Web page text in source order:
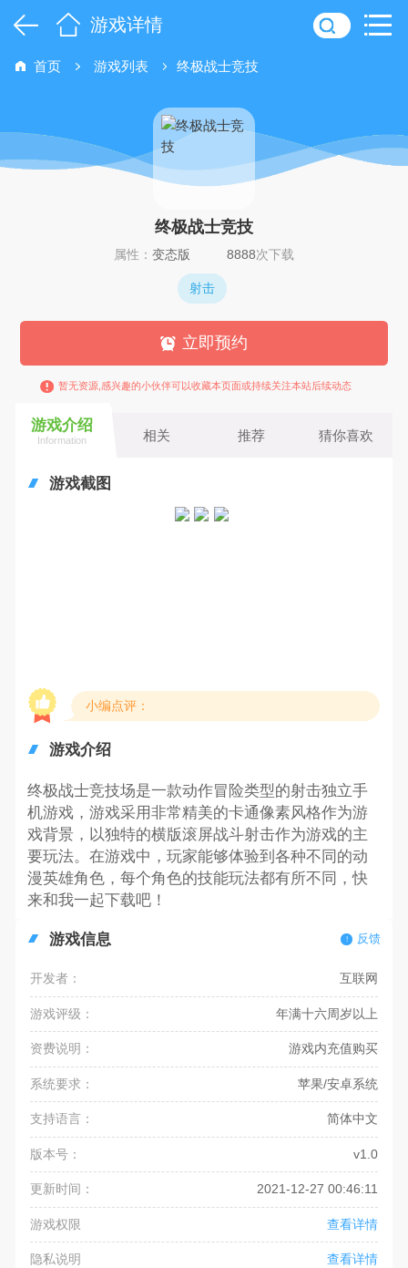
游戏详情
首页 游戏列表 终极战士竞技
终极战士竞技
属性： 变态版 8888次下载
射击
立即预约
暂无资源,感兴趣的小伙伴可以收藏本页面或持续关注本站后续动态
游戏介绍
Information 相关 推荐 猜你喜欢
游戏截图
小编点评：
游戏介绍
终极战士竞技场是一款动作冒险类型的射击独立手
机游戏，游戏采用非常精美的卡通像素风格作为游
戏背景，以独特的横版滚屏战斗射击作为游戏的主
要玩法。在游戏中，玩家能够体验到各种不同的动
漫英雄角色，每个角色的技能玩法都有所不同，快
来和我一起下载吧！
游戏信息 反馈
开发者： 互联网
游戏评级： 年满十六周岁以上
资费说明： 游戏内充值购买
系统要求： 苹果/安卓系统
支持语言： 简体中文
版本号： v1.0
更新时间： 2021-12-27 00:46:11
游戏权限 查看详情
隐私说明 查看详情